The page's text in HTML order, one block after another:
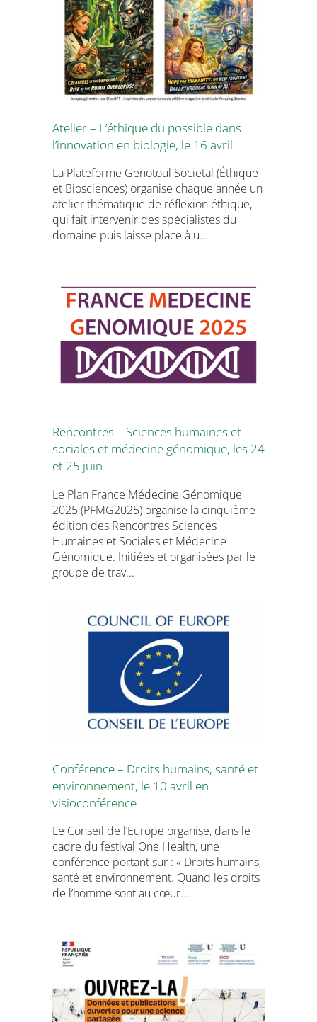
Atelier – L’éthique du possible dans
l’innovation en biologie, le 16 avril
La Plateforme Genotoul Societal (Éthique
et Biosciences) organise chaque année un
atelier thématique de réflexion éthique,
qui fait intervenir des spécialistes du
domaine puis laisse place à u...
Rencontres – Sciences humaines et
sociales et médecine génomique, les 24
et 25 juin
Le Plan France Médecine Génomique
2025 (PFMG2025) organise la cinquième
édition des Rencontres Sciences
Humaines et Sociales et Médecine
Génomique. Initiées et organisées par le
groupe de trav...
Conférence – Droits humains, santé et
environnement, le 10 avril en
visioconférence
Le Conseil de l’Europe organise, dans le
cadre du festival One Health, une
conférence portant sur : « Droits humains,
santé et environnement. Quand les droits
de l’homme sont au cœur....